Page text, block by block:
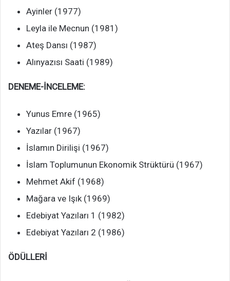
Ayinler (1977)
Leyla ile Mecnun (1981)
Ateş Dansı (1987)
Alınyazısı Saati (1989)
DENEME-İNCELEME:
Yunus Emre (1965)
Yazılar (1967)
İslamın Dirilişi (1967)
İslam Toplumunun Ekonomik Strüktürü (1967)
Mehmet Akif (1968)
Mağara ve Işık (1969)
Edebiyat Yazıları 1 (1982)
Edebiyat Yazıları 2 (1986)
ÖDÜLLERİ